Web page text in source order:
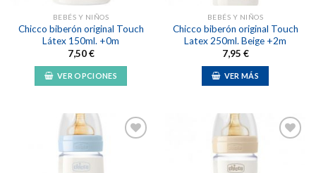
la
página
de
producto
BEBÉS Y NIÑOS
Chicco biberón original Touch
Látex 150ml. +0m
7,50€
VER OPCIONES
tiene
múltiples
variantes.
Las
BEBÉS Y NIÑOS
Chicco biberón original Touch
Latex 250ml. Beige +2m
7,95 €
VER MÁS